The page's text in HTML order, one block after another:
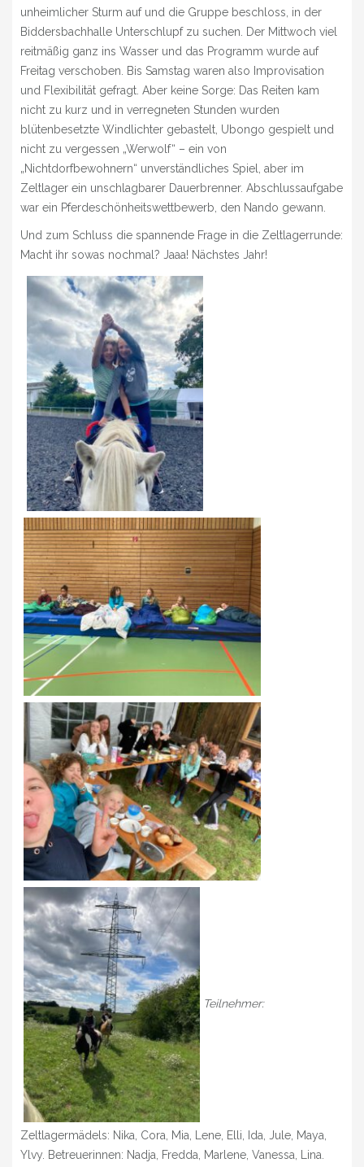
unheimlicher Sturm auf und die Gruppe beschloss, in der
Biddersbachhalle Unterschlupf zu suchen. Der Mittwoch viel
reitmäßig ganz ins Wasser und das Programm wurde auf
Freitag verschoben. Bis Samstag waren also Improvisation
und Flexibilität gefragt. Aber keine Sorge: Das Reiten kam
nicht zu kurz und in verregneten Stunden wurden
blütenbesetzte Windlichter gebastelt, Ubongo gespielt und
nicht zu vergessen „Werwolf“ – ein von
„Nichtdorfbewohnern“ unverständliches Spiel, aber im
Zeltlager ein unschlagbarer Dauerbrenner. Abschlussaufgabe
war ein Pferdeschönheitswettbewerb, den Nando gewann.
Und zum Schluss die spannende Frage in die Zeltlagerrunde:
Macht ihr sowas nochmal? Jaaa! Nächstes Jahr!
Teilnehmer:
Zeltlagermädels: Nika, Cora, Mia, Lene, Elli, Ida, Jule, Maya,
Ylvy. Betreuerinnen: Nadja, Fredda, Marlene, Vanessa, Lina.